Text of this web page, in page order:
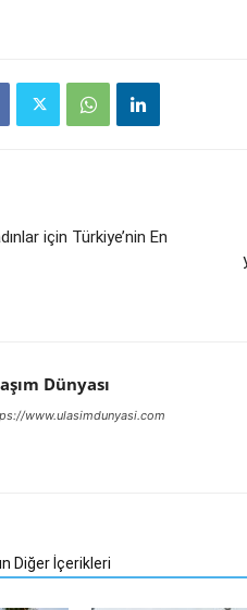
için Türkiye’nin En
Dünyası
www.ulasimdunyasi.com
Diğer İçerikleri